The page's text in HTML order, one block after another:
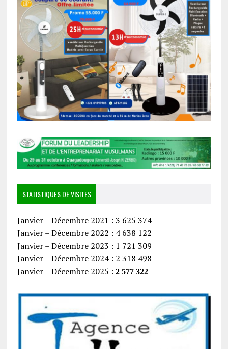
STATISTIQUES DE VISITES
Janvier – Décembre 2021 : 3 625 374
Janvier – Décembre 2022 : 4 638 122
Janvier – Décembre 2023 : 1 721 309
Janvier – Décembre 2024 : 2 318 498
Janvier – Décembre 2025 : 2 577 322